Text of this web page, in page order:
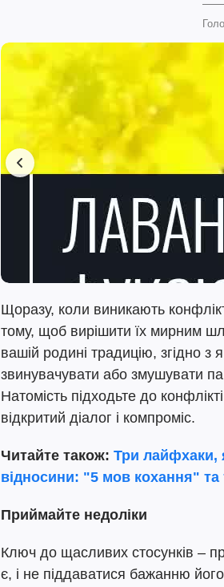
Щоразу, коли виникають
тому, щоб вирішити їх мирним
вашій родині традицію, згідно
звинувачувати або змушувати
Натомість підходьте до
відкритий діалог і компроміс.
Читайте також: Три лайфхаки,
відносини: "5 мов кохання" та
Приймайте недоліки
Ключ до щасливих стосунків –
є, і не піддаватися бажанню